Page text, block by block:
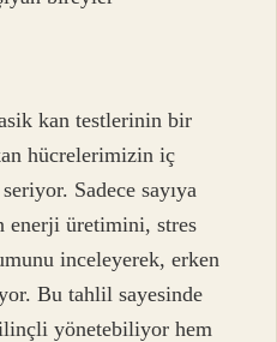
kan testlerinin bir
hücrelerimizin iç
Sadece sayıya
enerji üretimini, stres
inceleyerek, erken
Bu tahlil sayesinde
yönetebiliyor hem